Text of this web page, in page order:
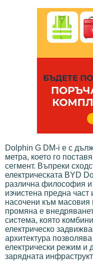
Dolphin G DM-i е с
метра, което го
сегмент. Въпреки
електрическата BYD
различна философия и
изчистена предна
насочени към масовия
промяна е
система, която
електрическо
архитектура
електрически режим и
зарядната